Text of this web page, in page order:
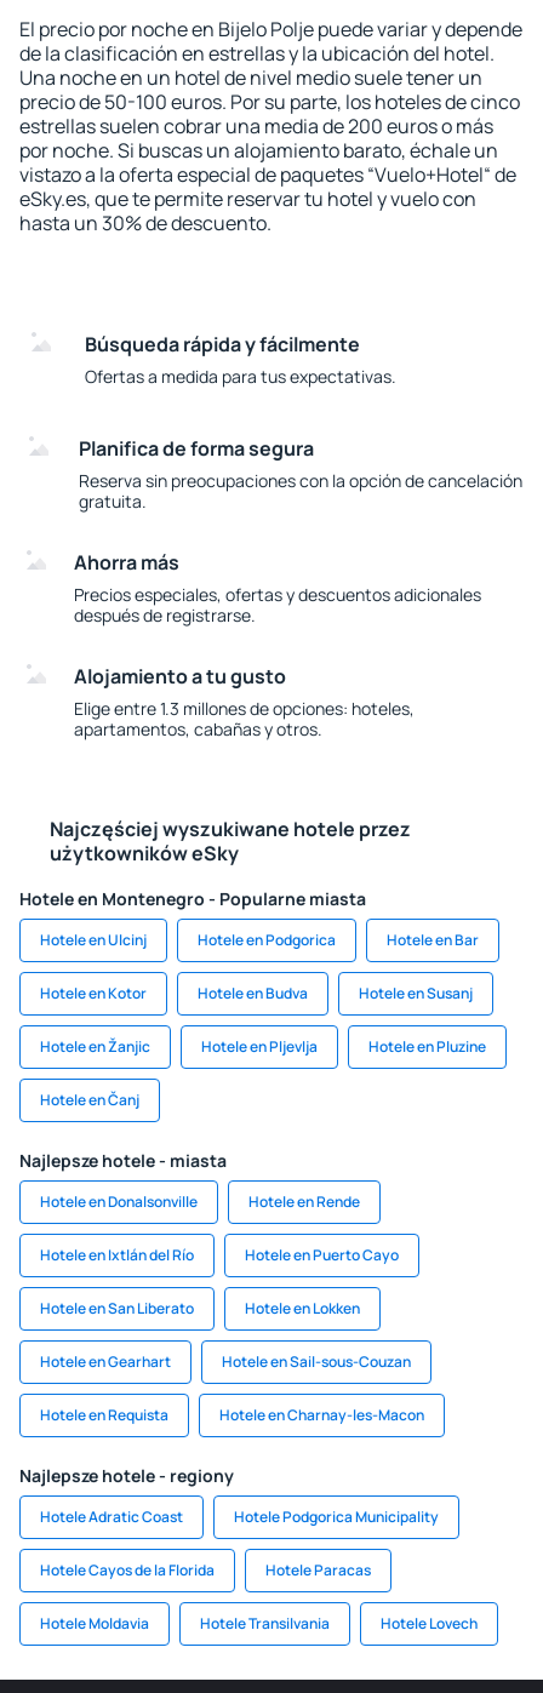
El precio por noche en Bijelo Polje puede variar y depende
de la clasificación en estrellas y la ubicación del hotel.
Una noche en un hotel de nivel medio suele tener un
precio de 50-100 euros. Por su parte, los hoteles de cinco
estrellas suelen cobrar una media de 200 euros o más
por noche. Si buscas un alojamiento barato, échale un
vistazo a la oferta especial de paquetes “Vuelo+Hotel“ de
eSky.es, que te permite reservar tu hotel y vuelo con
hasta un 30% de descuento.
Búsqueda rápida y fácilmente
Ofertas a medida para tus expectativas.
Planifica de forma segura
Reserva sin preocupaciones con la opción de cancelación
gratuita.
Ahorra más
Precios especiales, ofertas y descuentos adicionales
después de registrarse.
Alojamiento a tu gusto
Elige entre 1.3 millones de opciones: hoteles,
apartamentos, cabañas y otros.
Najczęściej wyszukiwane hotele przez
użytkowników eSky
Hotele en Montenegro - Popularne miasta
Hotele en Ulcinj Hotele en Podgorica Hotele en Bar
Hotele en Kotor Hotele en Budva Hotele en Susanj
Hotele en Žanjic Hotele en Pljevlja Hotele en Pluzine
Hotele en Čanj
Najlepsze hotele - miasta
Hotele en Donalsonville Hotele en Rende
Hotele en Ixtlán del Río Hotele en Puerto Cayo
Hotele en San Liberato Hotele en Lokken
Hotele en Gearhart Hotele en Sail-sous-Couzan
Hotele en Requista Hotele en Charnay-les-Macon
Najlepsze hotele - regiony
Hotele Adratic Coast Hotele Podgorica Municipality
Hotele Cayos de la Florida Hotele Paracas
Hotele Moldavia Hotele Transilvania Hotele Lovech